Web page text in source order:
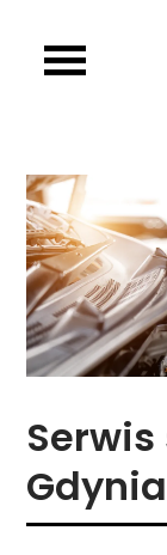
content
Gdynia